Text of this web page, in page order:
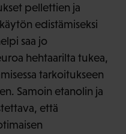
pellettien ja
edistämiseksi
saa jo
hehtaarilta tukea,
tarkoitukseen
Samoin etanolin ja
että